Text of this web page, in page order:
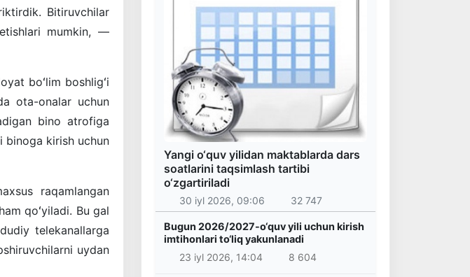
Bitiruvchilar
mumkin, —
boʻlim boshligʻi
ota-onalar uchun
bino atrofiga
binoga kirish uchun
raqamlangan
qoʻyiladi. Bu gal
telekanallarga
uydan
Yangi o‘quv yilidan maktablarda dars
soatlarini taqsimlash tartibi
o‘zgartiriladi
30 iyl 2026, 09:06 32 747
Bugun 2026/2027-o‘quv yili uchun kirish
imtihonlari to‘liq yakunlanadi
23 iyl 2026, 14:04
8 604